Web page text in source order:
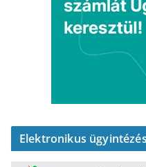
Elektronikus ügyintézés